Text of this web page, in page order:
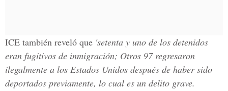
ICE también reveló que 'setenta y uno de los detenidos
eran fugitivos de inmigración; Otros 97 regresaron
ilegalmente a los Estados Unidos después de haber sido
deportados previamente, lo cual es un delito grave.